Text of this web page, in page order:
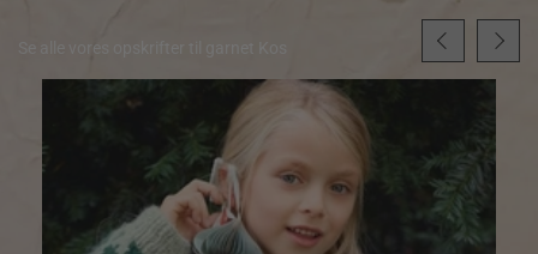
Se alle vores opskrifter til garnet Kos